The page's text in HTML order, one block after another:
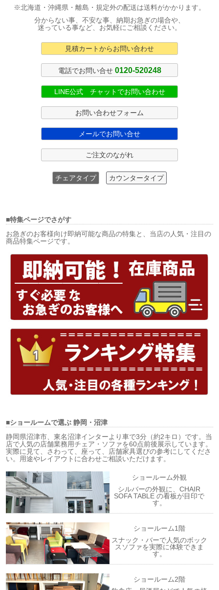
※北海道・沖縄県・離島・規定外の配送は送料がかかります。
分からない事、不安な事、納期お急ぎの場合や、
迷っている事など、お気軽にご相談ください。
見積カートからお問い合わせ
電話でお問い合せ 0120-520248
LINE公式 チャットでお問い合わせ
お問い合わせフォーム
メールでお問い合せ
ご注文のながれ
チェアタイプ カウンタータイプ
■特集ページでさがす
お急ぎのお客様向け即納可能な商品の特集と、当店の人気・注目の
商品特集ページです。
■ショールームで選ぶ静岡・沼津
静岡県沼津市、東名沼津インターより車で3分（約2キロ）です。当
店で人気の店舗業務用チェア・ソファを60点前後展示しています。
実際に見て、さわって、座って、店舗家具選びの参考にしてくださ
い。用途やレイアウトに合わせご相談いただけます。
ショールーム外観
シルバーの外観に、CHAIR
SOFA TABLE の看板が目印で
す。
ショールーム1階
スナック・バーで人気のボック
スソファを実際に体験できま
す。
ショールーム2階